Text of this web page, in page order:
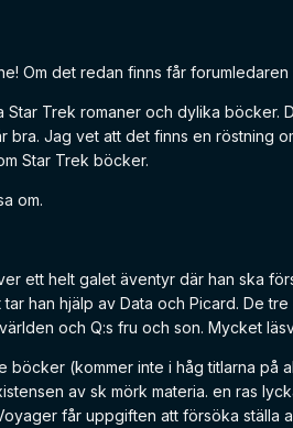
Om det redan finns får forumledaren
Trek romaner och dylika böcker.
Jag vet att det finns en röstning
Star Trek böcker.
om.
ett helt galet äventyr där han ska
han hjälp av Data och Picard. De
och Q:s fru och son. Mycket
böcker (kommer inte i håg titlarna på
av sk mörk materia. en ras
får uppgiften att försöka ställa